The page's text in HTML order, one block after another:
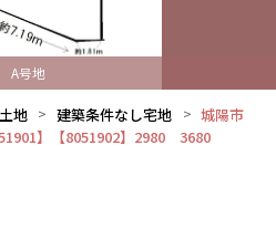
A号地
土地 建築条件なし宅地
城陽市
】【8051902】2980 3680